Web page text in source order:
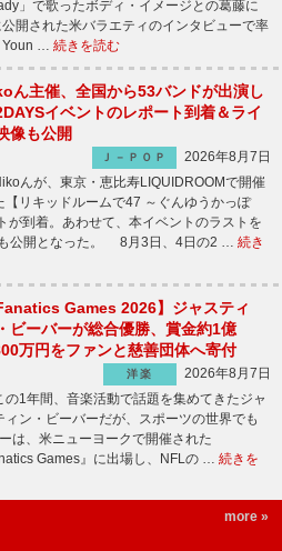
」で歌ったボディ・イメージとの葛藤に
開された米バラエティのインタビューで率
Youn … 続きを読む
ん主催、全国から53バンドが出演し
イベントのレポート到着＆ライ
像も公開
Ｊ－ＰＯＰ
2026年8月7日
んが、東京・恵比寿LIQUIDROOMで開催
【リキッドルームで47 ～ぐんゆうかっぽ
が到着。あわせて、本イベントのラストを
公開となった。 8月3日、4日の2 … 続き
Fanatics Games 2026】ジャスティ
ビーバーが総合優勝、賞金約1億
万円をファンと慈善団体へ寄付
洋楽
2026年8月7日
1年間、音楽活動で話題を集めてきたジャ
ィン・ビーバーだが、スポーツの世界でも
、米ニューヨークで開催された
Games』に出場し、NFLの … 続きを
more »